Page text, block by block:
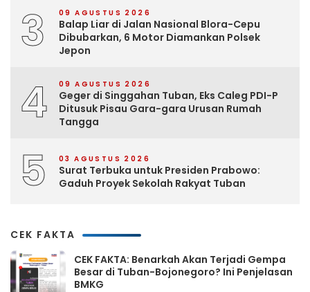
3 09 AGUSTUS 2026
Balap Liar di Jalan Nasional Blora-Cepu
Dibubarkan, 6 Motor Diamankan Polsek
Jepon
4 09 AGUSTUS 2026
Geger di Singgahan Tuban, Eks Caleg PDI-P
Ditusuk Pisau Gara-gara Urusan Rumah
Tangga
5 03 AGUSTUS 2026
Surat Terbuka untuk Presiden Prabowo:
Gaduh Proyek Sekolah Rakyat Tuban
CEK FAKTA
CEK FAKTA: Benarkah Akan Terjadi Gempa
Besar di Tuban-Bojonegoro? Ini Penjelasan
BMKG